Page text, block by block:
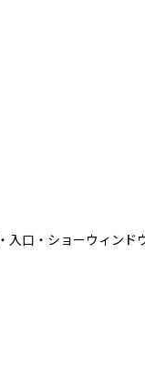
口・ショーウィン